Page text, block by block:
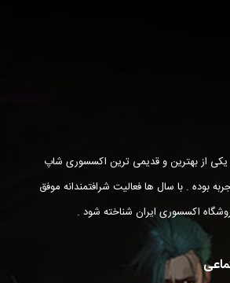
یکی از بهترین و قدیمی ترین اکسسوری شاپ
بوده . با سال ها فعالیت شرافتمندانه موفق
اکسسوری ایران شناخته شود .